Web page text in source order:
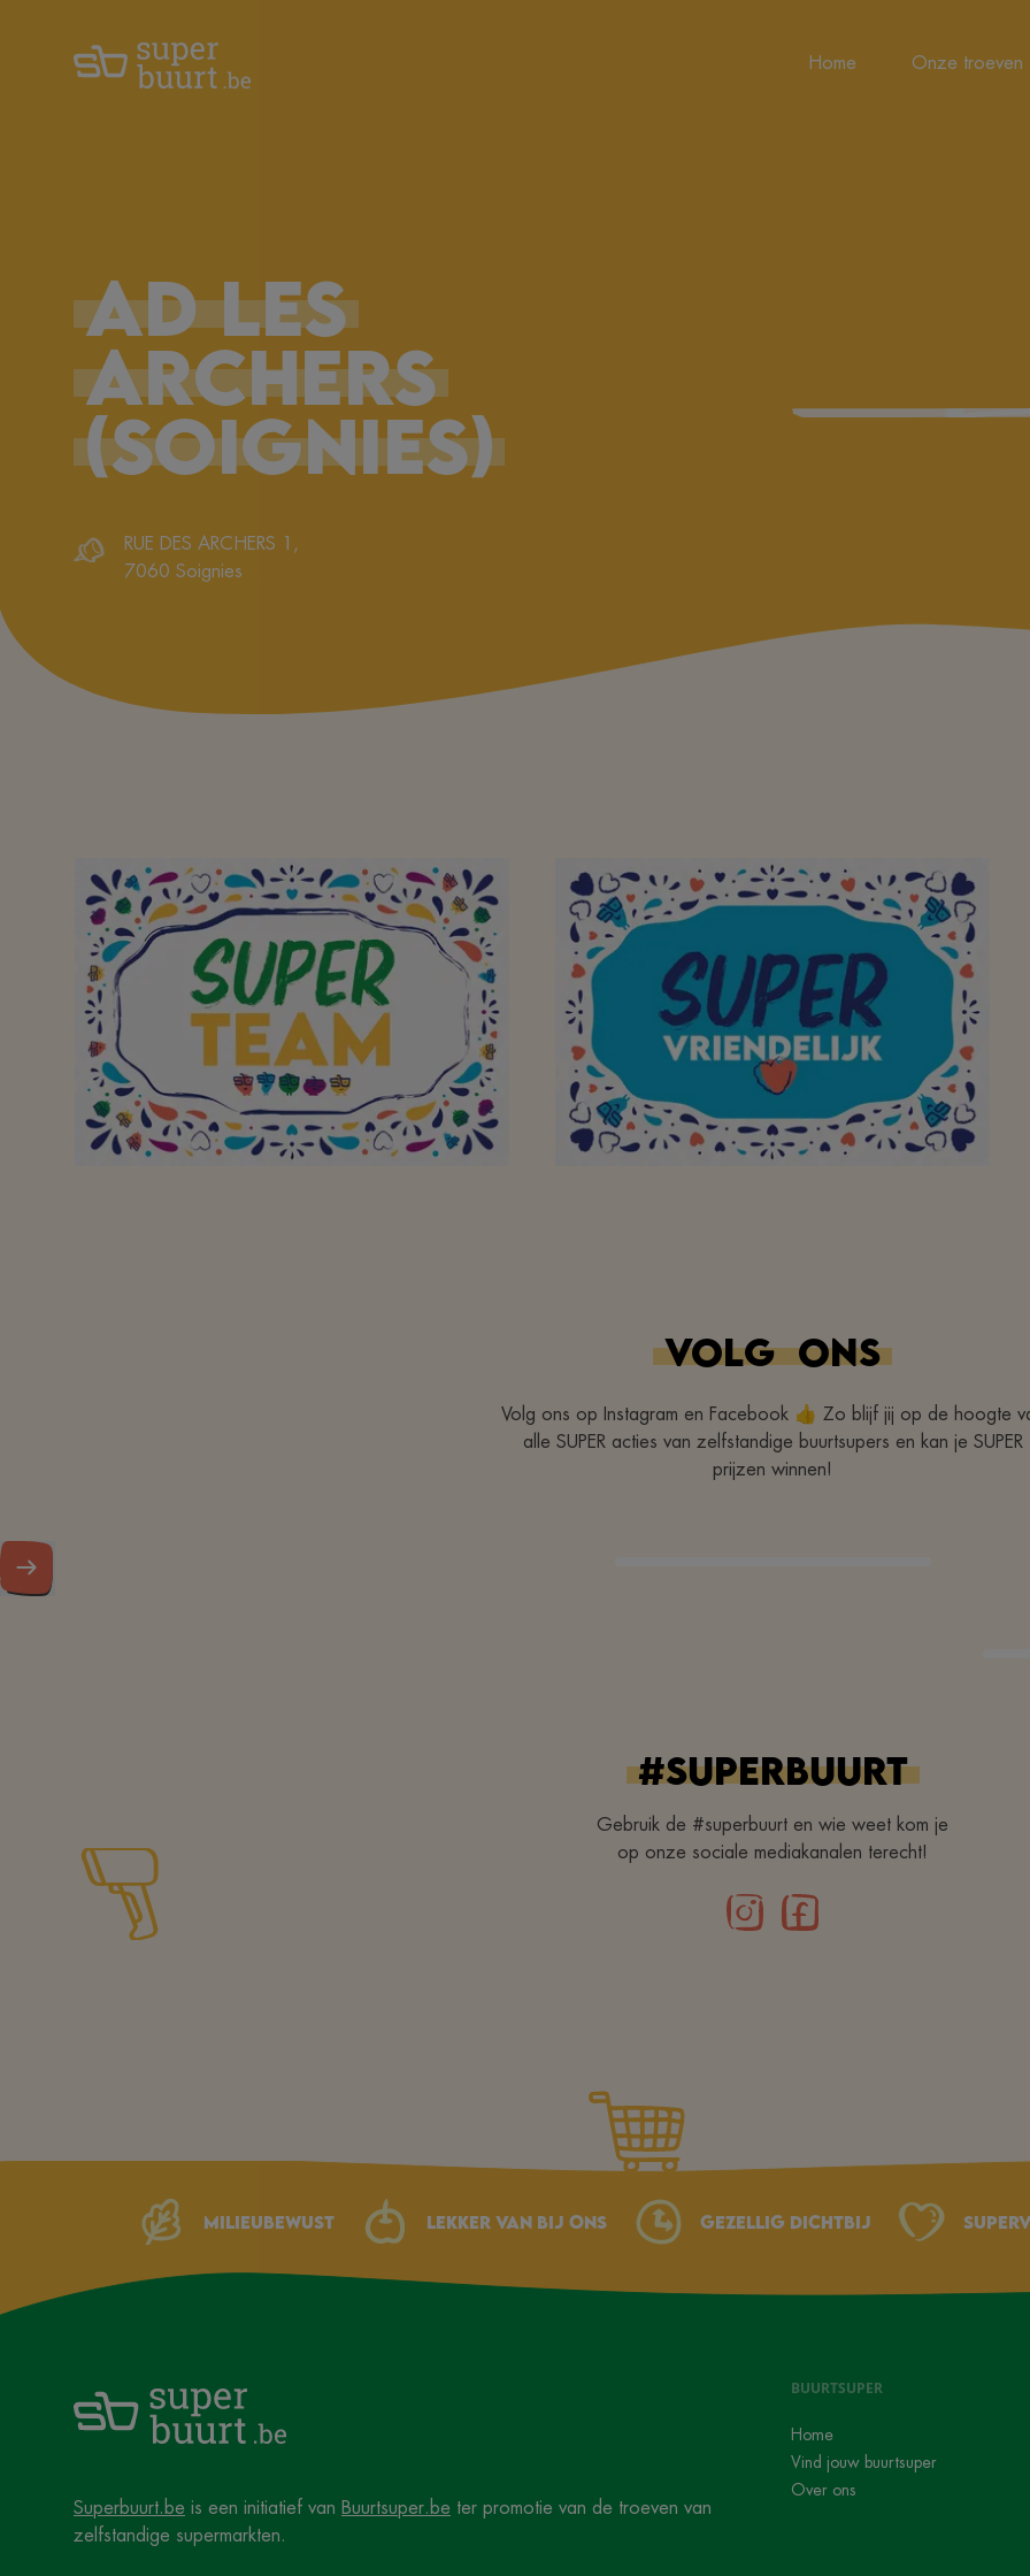
Home Onze troeven
AD LES
ARCHERS
(Soignies)
RUE DES ARCHERS 1 ,
7060 Soignies
déplace, avec le sourire,
pour venir vous montrer
l'article que vous ne
trouvez pas.
VOLG ONS
Volg ons op Instagram en Facebook 👍 Zo blijf jij op de hoogte
alle SUPER acties van zelfstandige buurtsupers en kan je SUPER
prijzen winnen!
#superbuurt
Gebruik de #superbuurt en wie weet kom je
op onze sociale mediakanalen terecht!
Milieubewust Lekker van bij ons Gezellig dichtbij
Superbuurt.be is een initiatief van Buurtsuper.be ter promotie van de troeven van
zelfstandige supermarkten.
BUURTSUPER
Home
Vind jouw buurtsuper
Over ons